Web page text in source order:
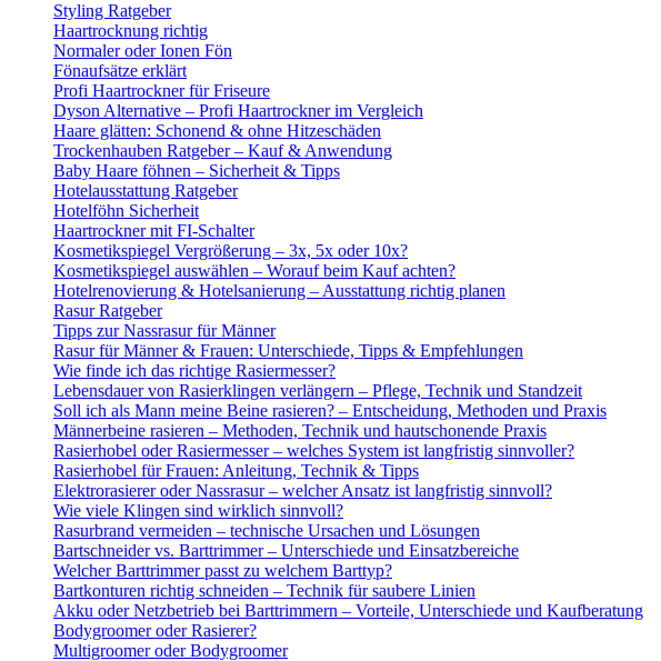
Styling Ratgeber
Haartrocknung richtig
Normaler oder Ionen Fön
Fönaufsätze erklärt
Profi Haartrockner für Friseure
Dyson Alternative – Profi Haartrockner im Vergleich
Haare glätten: Schonend & ohne Hitzeschäden
Trockenhauben Ratgeber – Kauf & Anwendung
Baby Haare föhnen – Sicherheit & Tipps
Hotelausstattung Ratgeber
Hotelföhn Sicherheit
Haartrockner mit FI-Schalter
Kosmetikspiegel Vergrößerung – 3x, 5x oder 10x?
Kosmetikspiegel auswählen – Worauf beim Kauf achten?
Hotelrenovierung & Hotelsanierung – Ausstattung richtig planen
Rasur Ratgeber
Tipps zur Nassrasur für Männer
Rasur für Männer & Frauen: Unterschiede, Tipps & Empfehlungen
Wie finde ich das richtige Rasiermesser?
Lebensdauer von Rasierklingen verlängern – Pflege, Technik und Standzeit
Soll ich als Mann meine Beine rasieren? – Entscheidung, Methoden und Praxis
Männerbeine rasieren – Methoden, Technik und hautschonende Praxis
Rasierhobel oder Rasiermesser – welches System ist langfristig sinnvoller?
Rasierhobel für Frauen: Anleitung, Technik & Tipps
Elektrorasierer oder Nassrasur – welcher Ansatz ist langfristig sinnvoll?
Wie viele Klingen sind wirklich sinnvoll?
Rasurbrand vermeiden – technische Ursachen und Lösungen
Bartschneider vs. Barttrimmer – Unterschiede und Einsatzbereiche
Welcher Barttrimmer passt zu welchem Barttyp?
Bartkonturen richtig schneiden – Technik für saubere Linien
Akku oder Netzbetrieb bei Barttrimmern – Vorteile, Unterschiede und Kaufberatung
Bodygroomer oder Rasierer?
Multigroomer oder Bodygroomer